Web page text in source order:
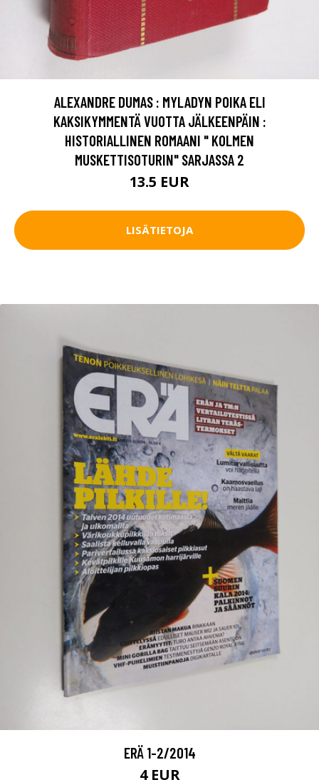
ALEXANDRE DUMAS : MYLADYN POIKA ELI
KAKSIKYMMENTÄ VUOTTA JÄLKEENPÄIN :
HISTORIALLINEN ROMAANI " KOLMEN
MUSKETTISOTURIN" SARJASSA 2
13.5 EUR
LISÄTIETOJA
ERÄ 1-2/2014
4 EUR